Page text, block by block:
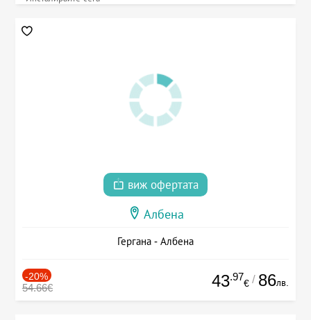
виж офертата
Албена
Гергана - Албена
-20%
54.66€ 43.97
€ / 86лв.